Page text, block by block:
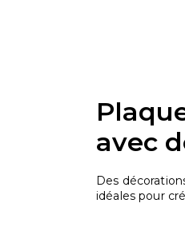
avec
Des
idéales pour